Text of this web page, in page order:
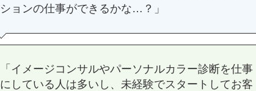
ションの仕事ができるかな…？」
「イメージコンサルやパーソナルカラー診断を仕事
にしている人は多いし、未経験でスタートしてお客